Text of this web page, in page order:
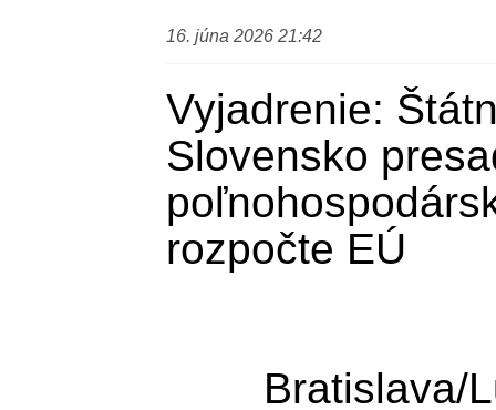
16. júna 2026 21:42
Vyjadrenie:
Slovensko
rozpočte EÚ